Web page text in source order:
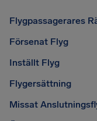
Flygpassagerares
Försenat Flyg
Inställt Flyg
Flygersättning
Missat